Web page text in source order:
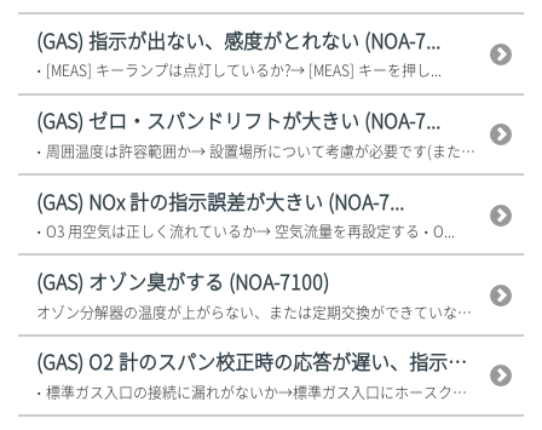
(GAS) 指示が出ない、感度がとれない (NOA-7...
• [MEAS] キーランプは点灯しているか?→ [MEAS] キーを押し...
(GAS) ゼロ・スパンドリフトが大きい (NOA-7...
• 周囲温度は許容範囲か→ 設置場所について考慮が必要です(または、周囲温...
(GAS) NOx 計の指示誤差が大きい (NOA-7...
• O3 用空気は正しく流れているか→ 空気流量を再設定する • O...
(GAS) オゾン臭がする (NOA-7100)
オゾン分解器の温度が上がらない、または定期交換ができていない可能性がありま...
(GAS) O2 計のスパン校正時の応答が遅い、指示が...
• 標準ガス入口の接続に漏れがないか→標準ガス入口にホースクランプなどを取...